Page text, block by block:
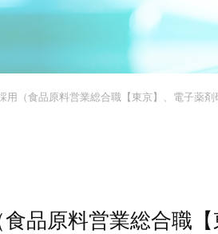
用（食品原料営業総合職【東京】、電子薬
品原料営業総合職